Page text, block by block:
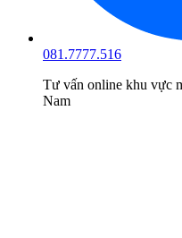
091.3333.518
Tư vấn online khu vực
Trung